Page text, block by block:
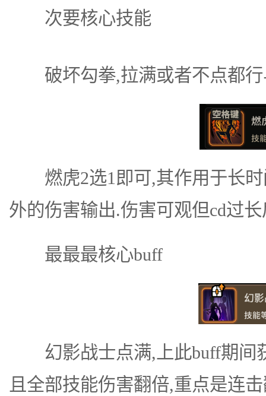
次要核心技能
破坏勾拳,拉满或者不点都行
燃虎2选1即可,其作用于长时
外的伤害输出.伤害可观但cd过
最最最核心buff
幻影战士点满,上此buff期间
且全部技能伤害翻倍,重点是连